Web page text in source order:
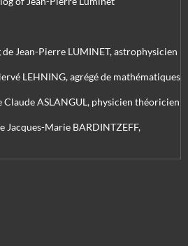
de Jean-Pierre LUMINET, astrophysicien
LEHNING, agrégé de mathématiques
Claude ASLANGUL, physicien théoricien
Jacques-Marie BARDINTZEFF,